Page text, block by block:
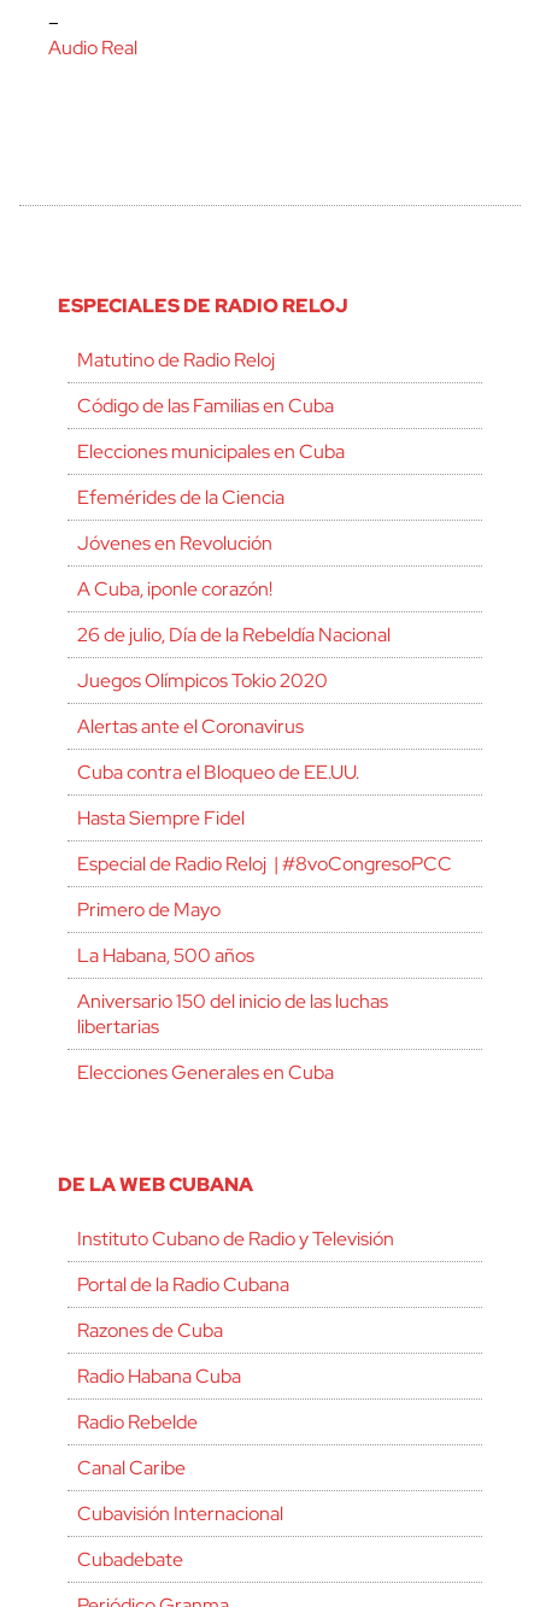
–
Audio Real
ESPECIALES DE RADIO RELOJ
Matutino de Radio Reloj
Código de las Familias en Cuba
Elecciones municipales en Cuba
Efemérides de la Ciencia
Jóvenes en Revolución
A Cuba, ¡ponle corazón!
26 de julio, Día de la Rebeldía Nacional
Juegos Olímpicos Tokio 2020
Alertas ante el Coronavirus
Cuba contra el Bloqueo de EE.UU.
Hasta Siempre Fidel
Especial de Radio Reloj | #8voCongresoPCC
Primero de Mayo
La Habana, 500 años
Aniversario 150 del inicio de las luchas
libertarias
Elecciones Generales en Cuba
DE LA WEB CUBANA
Instituto Cubano de Radio y Televisión
Portal de la Radio Cubana
Razones de Cuba
Radio Habana Cuba
Radio Rebelde
Canal Caribe
Cubavisión Internacional
Cubadebate